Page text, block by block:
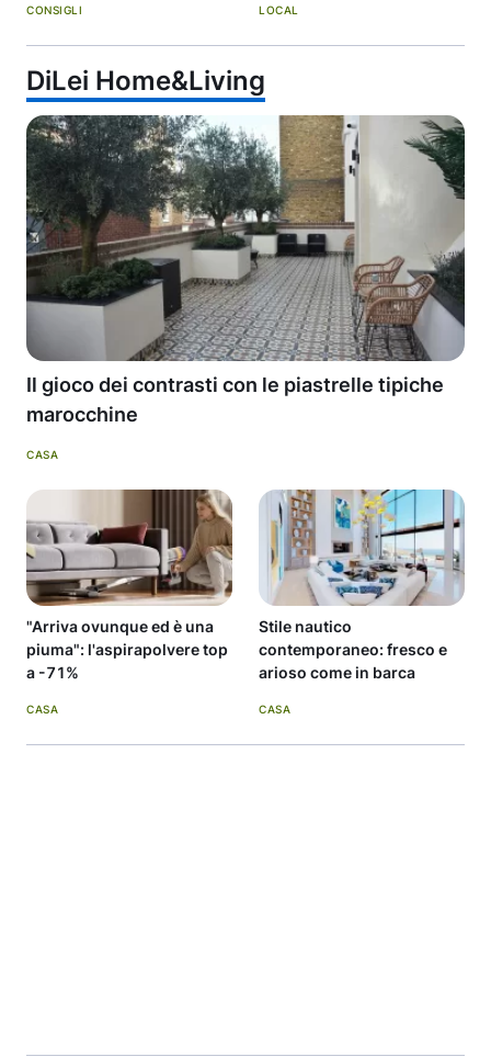
CONSIGLI LOCAL
DiLei Home&Living
Il gioco dei contrasti con le piastrelle tipiche
marocchine
CASA
"Arriva ovunque ed è una
piuma": l'aspirapolvere top
a -71%
CASA
Stile nautico
contemporaneo: fresco e
arioso come in barca
CASA